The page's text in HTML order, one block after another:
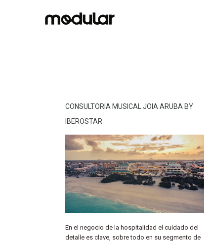
CONSULTORIA MUSICAL JOIA ARUBA BY
IBEROSTAR
En el negocio de la hospitalidad el cuidado del
detalle es clave, sobre todo en su segmento de